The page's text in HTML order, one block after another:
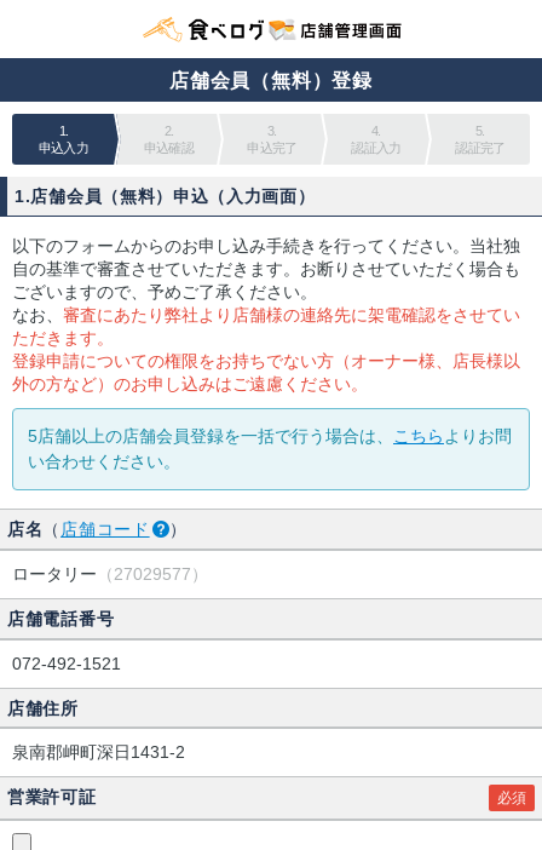
店舗会員（無料）登録
1.
申込入力
2.
申込確認
3.
申込完了
4.
認証入力
5.
認証完了
1.店舗会員（無料）申込（入力画面）
以下のフォームからのお申し込み手続きを行ってください。当社独
自の基準で審査させていただきます。お断りさせていただく場合も
ございますので、予めご了承ください。
なお、 審査にあたり弊社より店舗様の連絡先に架電確認をさせてい
ただきます。
登録申請についての権限をお持ちでない方（オーナー様、店長様以
外の方など）のお申し込みはご遠慮ください。
5店舗以上の店舗会員登録を一括で行う場合は、 こちら よりお問
い合わせください。
店名 （ 店舗コード ）
ロータリー （27029577）
店舗電話番号
072-492-1521
店舗住所
泉南郡岬町深日1431-2
営業許可証 必須